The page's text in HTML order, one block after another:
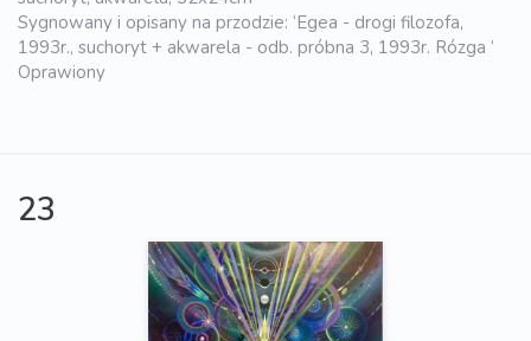
Sygnowany i opisany na przodzie: ‘Egea - drogi filozofa,
1993r., suchoryt + akwarela - odb. próbna 3, 1993r. Rózga ’
Oprawiony
23